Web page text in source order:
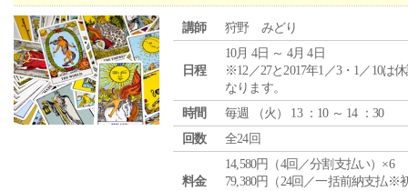
講師 狩野 みどり
日程
10月 4日 ～ 4月 4日
※12／27と2017年1／3・1／10は
なります。
時間
毎週 （火 ） 13 ：10 ～ 14 ：30
回数
全24回
料金
14,580円（4回／分割支払い）×6
79,380円（24回／一括前納支払※